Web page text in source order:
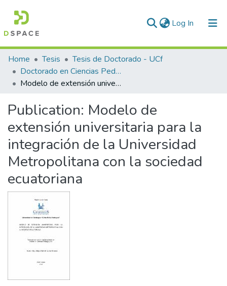
Log In (current)
Communities & Collections
All of DSpace
Home Tesis
Tesis de Doctorado - UCf
Doctorado en Ciencias Pedagógicas
Modelo de extensión universitaria para la integración de la Universidad Metropolitana con la sociedad ecuatoriana
Publication: Modelo de
extensión universitaria para la
integración de la Universidad
Metropolitana con la sociedad
ecuatoriana